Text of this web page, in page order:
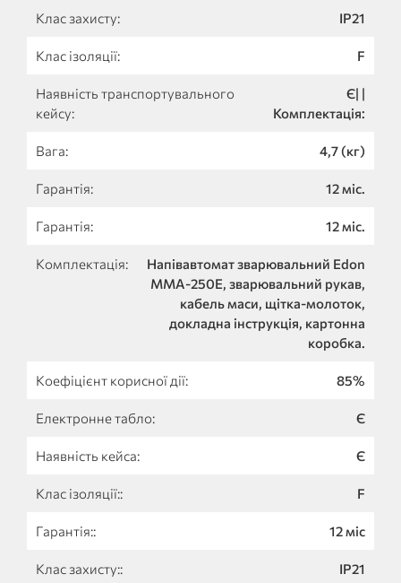
Клас захисту: IP21
Клас ізоляції: F
Наявність транспортувального
кейсу:
Є| |
Комплектація:
Вага: 4,7 (кг)
Гарантія: 12 міс.
Гарантія: 12 міс.
Комплектація:
Напівавтомат зварювальний Edon
MMA-250E, зварювальний рукав,
кабель маси, щітка-молоток,
докладна інструкція, картонна
коробка.
Коефіцієнт корисної дії: 85%
Електронне табло: Є
Наявність кейса: Є
Клас ізоляції:: F
Гарантія:: 12 міс
Клас захисту:: IP21